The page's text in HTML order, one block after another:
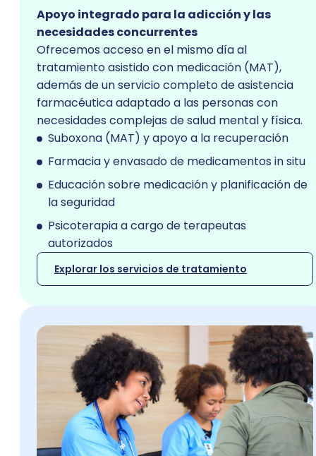
Apoyo integrado para la adicción y las
necesidades concurrentes
Ofrecemos acceso en el mismo día al
tratamiento asistido con medicación (MAT),
además de un servicio completo de asistencia
farmacéutica adaptado a las personas con
necesidades complejas de salud mental y física.
Suboxona (MAT) y apoyo a la recuperación
Farmacia y envasado de medicamentos in situ
Educación sobre medicación y planificación de
la seguridad
Psicoterapia a cargo de terapeutas
autorizados
Explorar los servicios de tratamiento